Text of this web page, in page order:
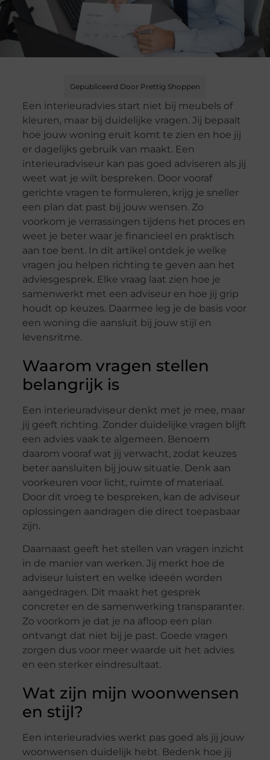
Gepubliceerd Door Prettig Shoppen
Een interieuradvies start niet bij meubels of
kleuren, maar bij duidelijke vragen. Jij bepaalt
hoe jouw woning eruit komt te zien en hoe jij
er dagelijks gebruik van maakt. Een
interieuradviseur kan pas goed adviseren als jij
weet wat je wilt bespreken. Door vooraf
gerichte vragen te formuleren, krijg je sneller
een plan dat past bij jouw wensen. Zo
voorkom je verrassingen tijdens het proces en
weet je beter waar je financieel en praktisch
aan toe bent. In dit artikel ontdek je welke
vragen jou helpen richting te geven aan het
adviesgesprek. Elke vraag laat zien hoe je
samenwerkt met een adviseur en hoe jij grip
houdt op keuzes. Daarmee leg je de basis voor
een woning die aansluit bij jouw stijl en
levensritme.
Waarom vragen stellen
belangrijk is
Een interieuradviseur denkt met je mee, maar
jij geeft richting. Zonder duidelijke vragen blijft
een advies vaak te algemeen. Benoem
daarom vooraf wat jij verwacht, zodat keuzes
beter aansluiten bij jouw situatie. Denk aan
voorkeuren voor licht, ruimte of materiaal.
Door dit vroeg te bespreken, kan de adviseur
oplossingen aandragen die direct toepasbaar
zijn.
Daarnaast geeft het stellen van vragen inzicht
in de manier van werken. Jij merkt hoe de
adviseur luistert en welke ideeën worden
aangedragen. Dit maakt het gesprek
concreter en de samenwerking transparanter.
Zo voorkom je dat je na afloop een plan
ontvangt dat niet bij je past. Goede vragen
zorgen dus voor meer waarde uit het advies
en een sterker eindresultaat.
Wat zijn mijn woonwensen
en stijl?
Een interieuradvies werkt pas goed als jij jouw
woonwensen duidelijk hebt. Bedenk hoe jij